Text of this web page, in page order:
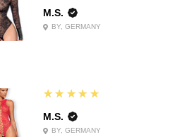
M.S.
BY, GERMANY
5
★★★★★
M.S.
BY, GERMANY